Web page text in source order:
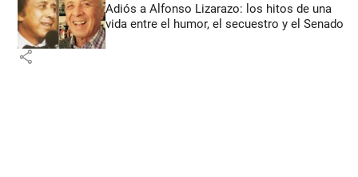
Adiós a Alfonso Lizarazo: los hitos de una
vida entre el humor, el secuestro y el Senado
share